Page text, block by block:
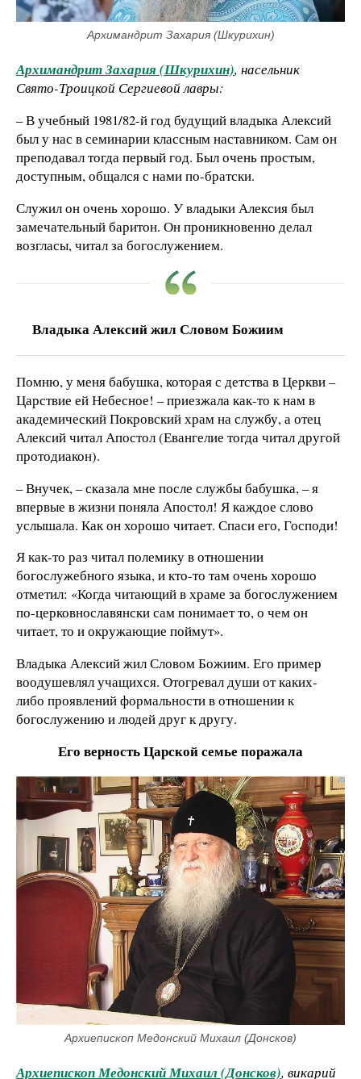
Архимандрит Захария (Шкурихин)
Архимандрит Захария (Шкурихин), насельник
Свято-Троицкой Сергиевой лавры:
– В учебный 1981/82-й год будущий владыка Алексий
был у нас в семинарии классным наставником. Сам он
преподавал тогда первый год. Был очень простым,
доступным, общался с нами по-братски.
Служил он очень хорошо. У владыки Алексия был
замечательный баритон. Он проникновенно делал
возгласы, читал за богослужением.
Владыка Алексий жил Словом Божиим
Помню, у меня бабушка, которая с детства в Церкви –
Царствие ей Небесное! – приезжала как-то к нам в
академический Покровский храм на службу, а отец
Алексий читал Апостол (Евангелие тогда читал другой
протодиакон).
– Внучек, – сказала мне после службы бабушка, – я
впервые в жизни поняла Апостол! Я каждое слово
услышала. Как он хорошо читает. Спаси его, Господи!
Я как-то раз читал полемику в отношении
богослужебного языка, и кто-то там очень хорошо
отметил: «Когда читающий в храме за богослужением
по-церковнославянски сам понимает то, о чем он
читает, то и окружающие поймут».
Владыка Алексий жил Словом Божиим. Его пример
воодушевлял учащихся. Отогревал души от каких-
либо проявлений формальности в отношении к
богослужению и людей друг к другу.
Его верность Царской семье поражала
Архиепископ Медонский Михаил (Донсков)
Архиепископ Медонский Михаил (Донсков), викарий